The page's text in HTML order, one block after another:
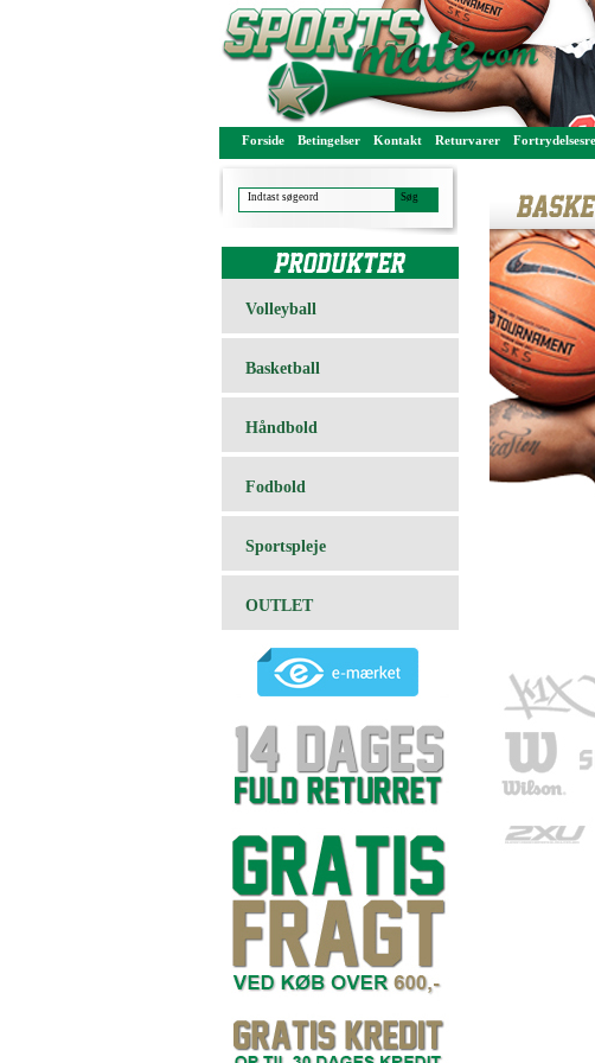
Forside Betingelser Kontakt Returvarer
Volleyball
Basketball
Håndbold
Fodbold
Sportspleje
OUTLET